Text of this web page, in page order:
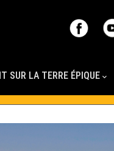
SUR LA TERRE ÉPIQUE